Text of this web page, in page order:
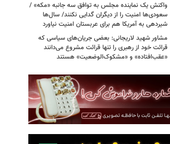
واکنش یک نماینده مجلس به توافق سه جانبه «مکه» /
سعودی‌ها امنیت را از دیگران گدایی نکنند/ سال‌ها
شیردهی به آمریکا هم برای عربستان امنیت نیاورد
مشاور شهید لاریجانی: بعضی جریان‌های سیاسی که
قرائت خود از رهبری را تنها قرائت مشروع می‌دانند
«عقب‌افتاده» و «مشکوک‌الوضعیت» هستند